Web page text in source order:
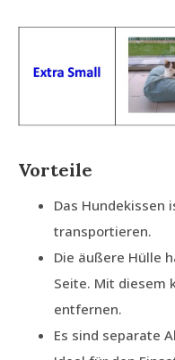
Vorteile
Das Hundekissen
transportieren.
Die äußere Hülle
Seite. Mit diesem
entfernen.
Es sind separate